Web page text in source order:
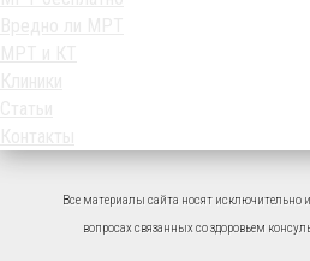
Все материалы сайта носят
вопросах связанных со здоровьем